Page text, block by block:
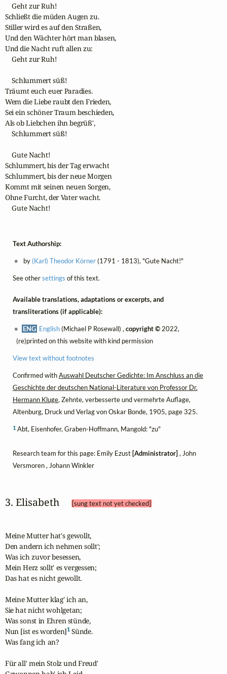
    Geht zur Ruh!
Schließt die müden Augen zu.
Stiller wird es auf den Straßen,
Und den Wächter hört man blasen,
Und die Nacht ruft allen zu:
    Geht zur Ruh!
    Schlummert süß!
Träumt euch euer Paradies.
Wem die Liebe raubt den Frieden,
Sei ein schöner Traum beschieden,
Als ob Liebchen ihn begrüß',
    Schlummert süß!
    Gute Nacht!
Schlummert, bis der Tag erwacht
Schlummert, bis der neue Morgen
Kommt mit seinen neuen Sorgen,
Ohne Furcht, der Vater wacht.
    Gute Nacht!
Text Authorship:
by (Karl) Theodor Körner(1791 - 1813), "Gute Nacht!"
See othersettings of this text.
Available translations, adaptations or excerpts, and
transliterations (if applicable):
ENG English(Michael P Rosewall) ,copyright © 2022,
(re)printed on this website with kind permission
View text without footnotes
Confirmed withAuswahl Deutscher Gedichte: Im Anschluss an die
Geschichte der deutschen National-Literature von Professor Dr.
Hermann Kluge, Zehnte, verbesserte und vermehrte Auflage,
Altenburg, Druck und Verlag von Oskar Bonde, 1905, page 325.
1Abt, Eisenhofer, Graben-Hoffmann, Mangold: "zu"
Research team for this page: Emily Ezust [Administrator] , John
Versmoren , Johann Winkler
3. Elisabeth [sung text not yet checked]
Meine Mutter hat's gewollt,
Den andern ich nehmen sollt';
Was ich zuvor besessen,
Mein Herz sollt' es vergessen;
Das hat es nicht gewollt.
Meine Mutter klag' ich an,
Sie hat nicht wohlgetan;
Was sonst in Ehren stünde,
Nun [ist es worden]1 Sünde.
Was fang ich an?
Für all' mein Stolz und Freud'